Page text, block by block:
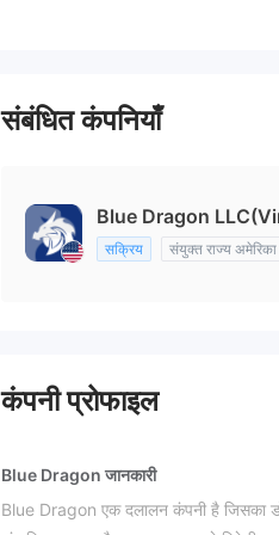
संबंधित कंपनियाँ
Blue Dragon
सक्रिय संयुक्त राज्य अमेरिका
कंपनी प्रोफाइल
Blue Dragon जानकारी
Blue Dragon एक दलालन कंपनी है जिसका